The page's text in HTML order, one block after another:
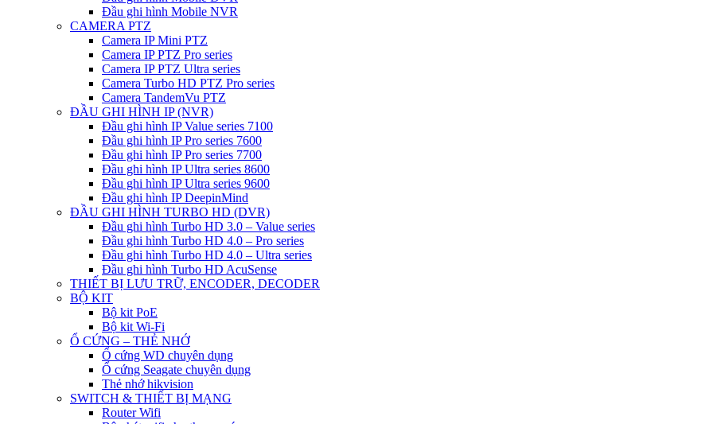
Đầu ghi hình Mobile NVR
CAMERA PTZ
Camera IP Mini PTZ
Camera IP PTZ Pro series
Camera IP PTZ Ultra series
Camera Turbo HD PTZ Pro series
Camera TandemVu PTZ
ĐẦU GHI HÌNH IP (NVR)
Đầu ghi hình IP Value series 7100
Đầu ghi hình IP Pro series 7600
Đầu ghi hình IP Pro series 7700
Đầu ghi hình IP Ultra series 8600
Đầu ghi hình IP Ultra series 9600
Đầu ghi hình IP DeepinMind
ĐẦU GHI HÌNH TURBO HD (DVR)
Đầu ghi hình Turbo HD 3.0 – Value series
Đầu ghi hình Turbo HD 4.0 – Pro series
Đầu ghi hình Turbo HD 4.0 – Ultra series
Đầu ghi hình Turbo HD AcuSense
THIẾT BỊ LƯU TRỮ, ENCODER, DECODER
BỘ KIT
Bộ kit PoE
Bộ kit Wi-Fi
Ổ CỨNG – THẺ NHỚ
Ổ cứng WD chuyên dụng
Ổ cứng Seagate chuyên dụng
Thẻ nhớ hikvision
SWITCH & THIẾT BỊ MẠNG
Router Wifi